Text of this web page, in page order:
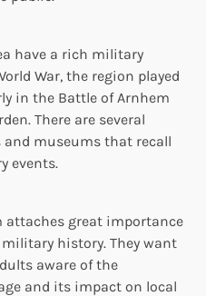
have a rich military
War, the region played
in the Battle of Arnhem
There are several
museums that recall
events.
attaches great importance
history. They want
aware of the
and its impact on local